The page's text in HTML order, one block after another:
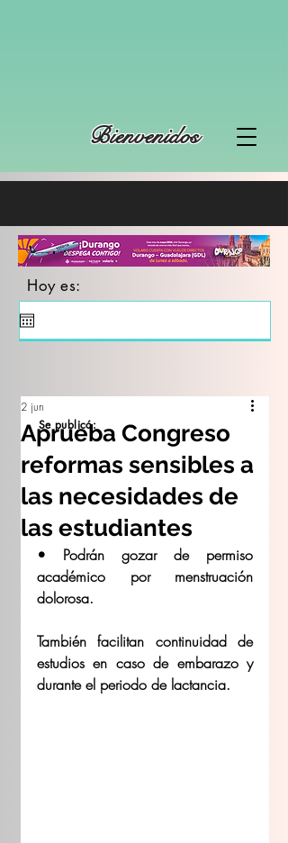
Bienvenidos
Hoy es:
Aprueba Congreso
reformas sensibles a
las necesidades de
las estudiantes
2 jun
• Podrán gozar de permiso
académico por menstruación
dolorosa.
También facilitan continuidad de
estudios en caso de embarazo y
durante el periodo de lactancia.
Se publicó: